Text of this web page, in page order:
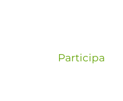
Participa